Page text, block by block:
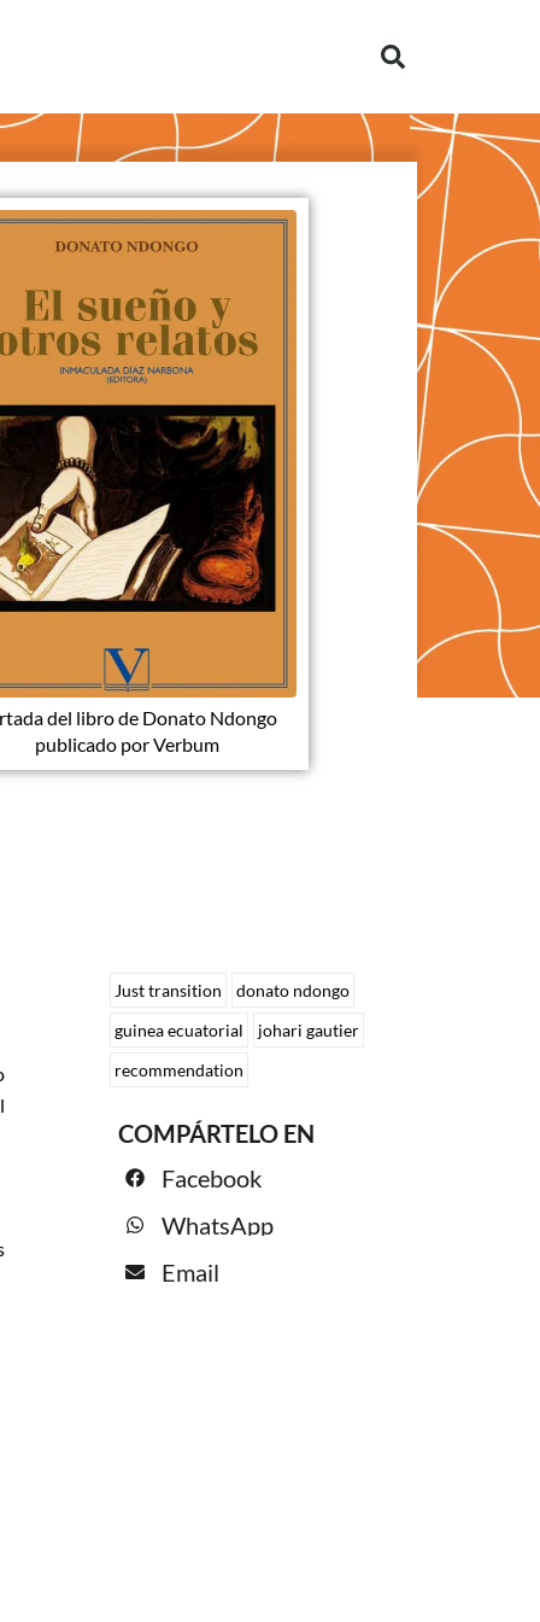
del libro de Donato Ndongo
publicado por Verbum
Just transition
donato ndongo
guinea ecuatorial
johari gautier
recommendation
COMPÁRTELO EN
Facebook
WhatsApp
Email